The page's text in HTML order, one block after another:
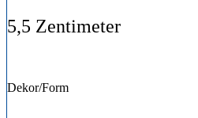
5,5 Zentimeter
Dekor/Form